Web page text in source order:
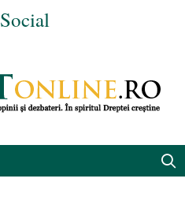
Social